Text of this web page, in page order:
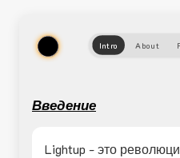
Intro About
Введение
Lightup - это